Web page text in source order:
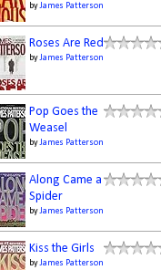
byJames Patterson
Roses Are Red
byJames Patterson
Pop Goes the
Weasel
byJames Patterson
Along Came a
Spider
byJames Patterson
Kiss the Girls
byJames Patterson